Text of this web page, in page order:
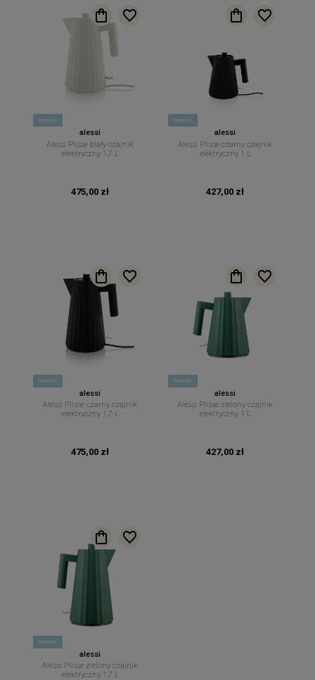
nowość
alessi
Alessi Plisse biały czajnik
elektryczny 1,7 L
475,00 zł
nowość
alessi
Alessi Plisse czarny czajnik
elektryczny 1 L
427,00 zł
nowość
alessi
Alessi Plisse czarny czajnik
elektryczny 1,7 L
475,00 zł
nowość
alessi
Alessi Plisse zielony czajnik
elektryczny 1 L
427,00 zł
nowość
alessi
Alessi Plisse zielony czajnik
elektryczny 1,7 L